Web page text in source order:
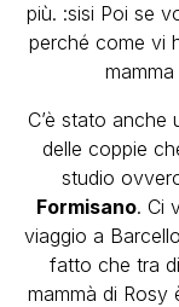
più. :sisi Poi se
perché come vi
C’è stato
delle coppie
studio
Formisano. Ci
viaggio a
fatto che tra
mammà di Rosy